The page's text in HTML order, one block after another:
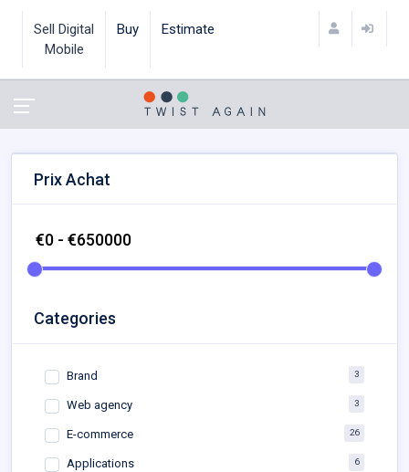
Sell Digital
Mobile
Buy Estimate
Prix Achat
Categories
Brand 3
Web agency 3
E-commerce 26
Applications 6